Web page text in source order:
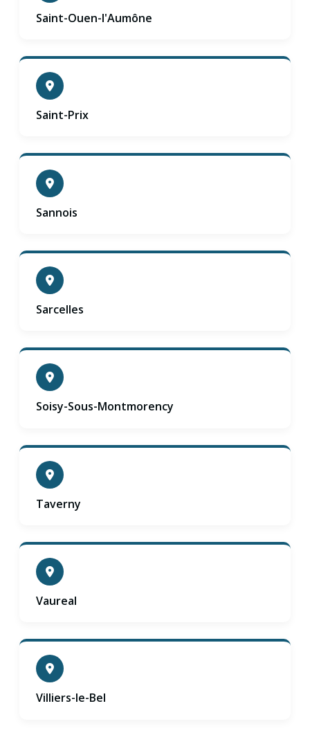
Saint-Ouen-l'Aumône
Saint-Prix
Sannois
Sarcelles
Soisy-Sous-Montmorency
Taverny
Vaureal
Villiers-le-Bel